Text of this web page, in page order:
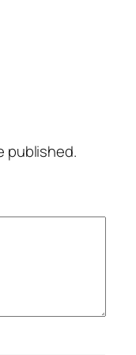
published.